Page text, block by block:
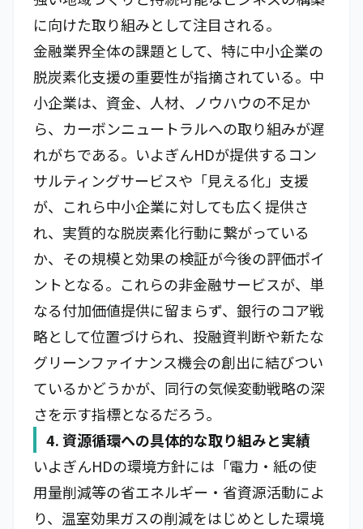
に向けた取り組みとして注目される。
金融業界全体の課題として、特に中小企業の
脱炭素化支援の重要性が指摘されている。中
小企業は、資金、人材、ノウハウの不足か
ら、カーボンニュートラルへの取り組みが遅
れがちである。いよぎんHDが提供するコン
サルティングサービスや「見える化」支援
が、これら中小企業に対しても広く提供さ
れ、実質的な脱炭素化行動に繋がっている
か、その規模と効果の検証が今後の評価ポイ
ントとなる。これらの非金融サービスが、単
なる付加価値提供に留まらず、銀行のコア戦
略として位置づけられ、投融資判断や新たな
グリーンファイナンス機会の創出に結びつい
ているかどうかが、同行の気候変動戦略の深
さを示す指標となるだろう。
4. 資源循環への具体的な取り組みと実績
いよぎんHDの環境方針には「電力・紙の使
用量削減等の省エネルギー・省資源活動によ
り、温室効果ガスの削減をはじめとした環境